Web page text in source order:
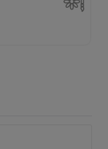
auch mehrfarbig